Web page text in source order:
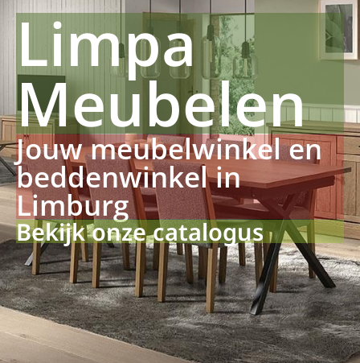
Limpa
Meubelen
Jouw meubelwinkel en
beddenwinkel in
Limburg
Bekijk onze catalogus